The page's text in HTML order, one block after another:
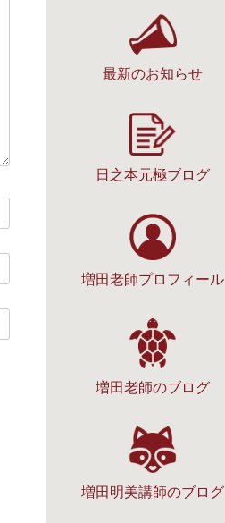
最新のお知らせ
日之本元極ブログ
増田老師プロフィール
増田老師のブログ
増田明美講師のブログ